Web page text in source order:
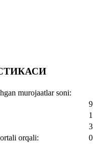
murojaatlar soni:
9
1
3
orqali:
0